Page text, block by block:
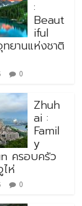
:
Beaut
iful
ยานแห่งชาติ
0
Zhuh
ai :
Famil
y
ครอบครัว
ห่
0